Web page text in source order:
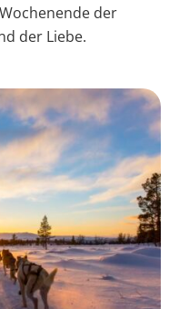
der
der Liebe.